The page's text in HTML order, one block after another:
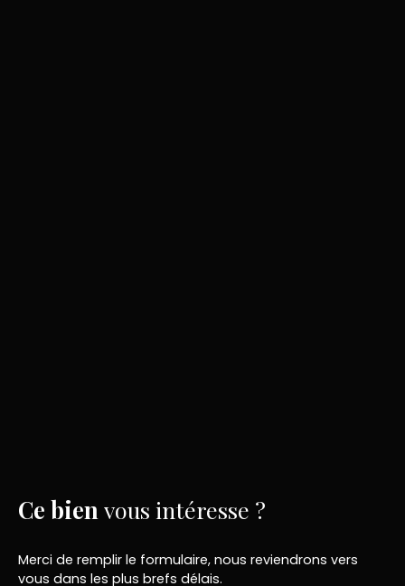
Ce bien vous intéresse ?
Merci de remplir le formulaire, nous reviendrons vers
vous dans les plus brefs délais.